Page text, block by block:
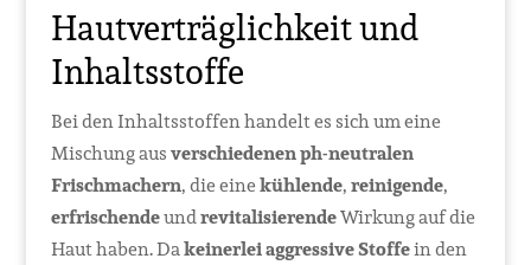
Hautverträglichkeit und
Inhaltsstoffe
Bei den Inhaltsstoffen handelt es sich um eine
Mischung ausverschiedenen ph-neutralen
Frischmachern, die einekühlende,reinigende,
erfrischendeundrevitalisierendeWirkung auf die
Haut haben. Dakeinerlei aggressive Stoffein den